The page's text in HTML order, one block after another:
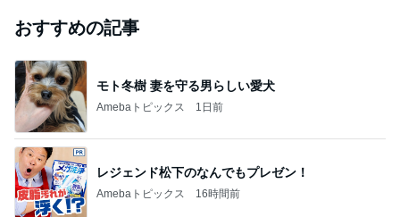
おすすめの記事
モト冬樹 妻を守る男らしい愛犬
Amebaトピックス 1日前
レジェンド松下のなんでもプレゼン！
Amebaトピックス 16時間前